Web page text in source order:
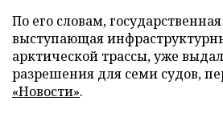
По его словам,
выступающая
арктической трассы, уже
разрешения для семи судов,
«Новости».